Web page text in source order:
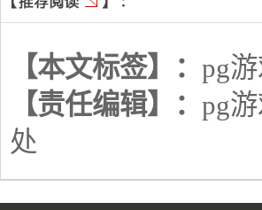
【本文标签】： pg
【责任编辑】： pg
处